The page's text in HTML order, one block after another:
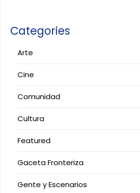
Categories
Arte
Cine
Comunidad
Cultura
Featured
Gaceta Fronteriza
Gente y Escenarios